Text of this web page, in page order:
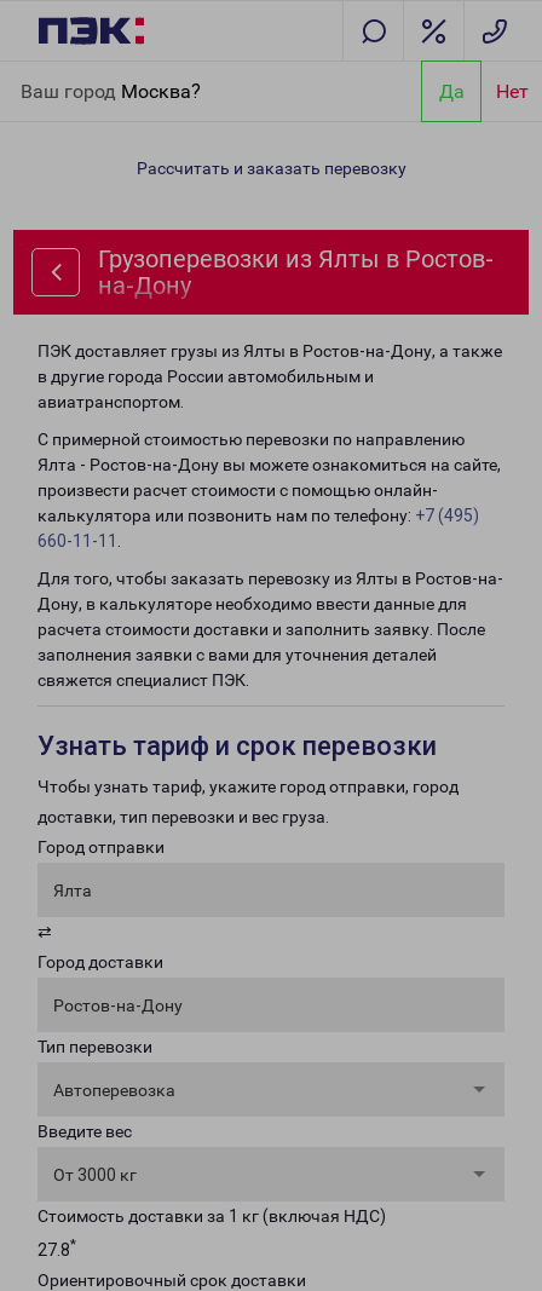
Ваш город Москва? Да Нет
Дону
Рассчитать и заказать перевозку
Грузоперевозки из Ялты в Ростов-
на-Дону
ПЭК доставляет грузы из Ялты в Ростов-на-Дону, а также
в другие города России автомобильным и
авиатранспортом.
С примерной стоимостью перевозки по направлению
Ялта - Ростов-на-Дону вы можете ознакомиться на сайте,
произвести расчет стоимости с помощью онлайн-
калькулятора или позвонить нам по телефону: +7 (495)
660-11-11
Для того, чтобы заказать перевозку из Ялты в Ростов-на-
Дону, в калькуляторе необходимо ввести данные для
расчета стоимости доставки и заполнить заявку. После
заполнения заявки с вами для уточнения деталей
свяжется специалист ПЭК.
Узнать тариф и срок перевозки
Чтобы узнать тариф, укажите город отправки, город
доставки, тип перевозки и вес груза.
Город отправки
Ялта
⇄
Город доставки
Ростов-на-Дону
Тип перевозки
Автоперевозка
Введите вес
От 3000 кг
Стоимость доставки за 1 кг (включая НДС)
27.8*
Ориентировочный срок доставки